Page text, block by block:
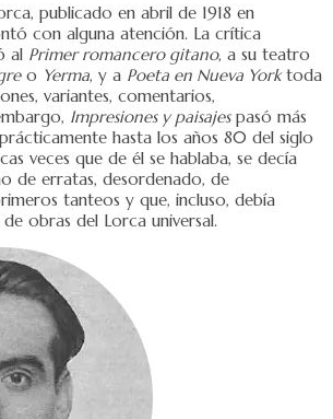
publicado en abril de 1918 en
con alguna atención. La crítica
al Primer romancero gitano, a su teatro
o Yerma, y a Poeta en Nueva Yorktoda
variantes, comentarios,
Impresiones y paisajespasó más
hasta los años 80 del siglo
veces que de él se hablaba, se decía
de erratas, desordenado, de
tanteos y que, incluso, debía
obras del Lorca universal.